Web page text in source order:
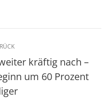
Vorheriger
Beitrag:
kräftig nach –
um 60 Prozent